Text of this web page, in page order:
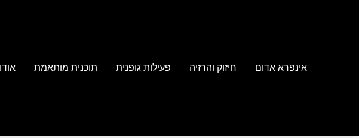
אינפרא אדום חיזוק והרזיה פעילות גופנית תוכנית מותאמת